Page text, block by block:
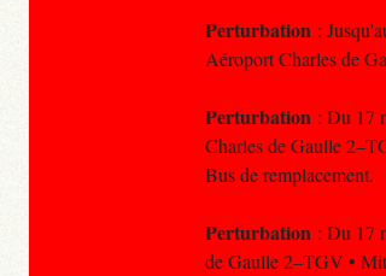
Perturbation :
Aéroport Charles de
Perturbation : Du 17
Charles de Gaulle
Bus de remplacement.
Perturbation : Du 17
de Gaulle 2–TGV •